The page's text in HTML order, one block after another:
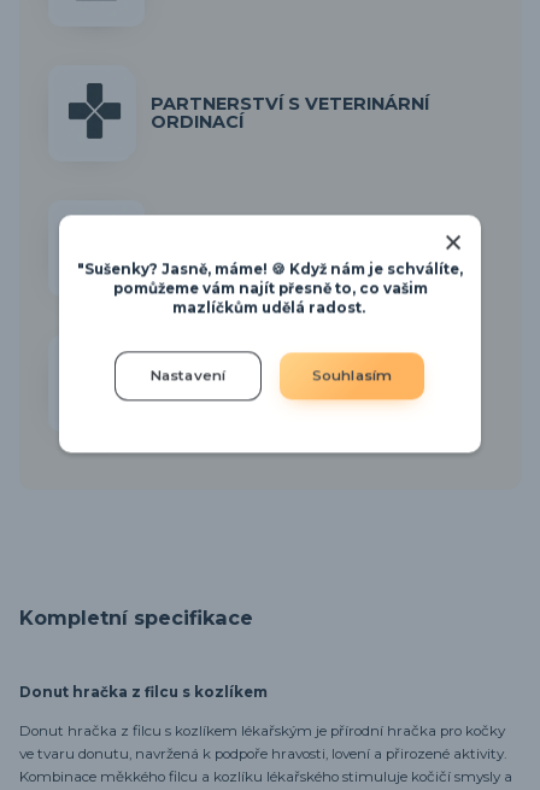
PARTNERSTVÍ S VETERINÁRNÍ
ORDINACÍ
NÁŠ BLOG
Kompletní specifikace
Donut hračka z filcu s kozlíkem
Donut hračka z filcu s kozlíkem lékařským je přírodní hračka pro kočky
ve tvaru donutu, navržená k podpoře hravosti, lovení a přirozené aktivity.
Kombinace měkkého filcu a kozlíku lékařského stimuluje kočičí smysly a
"Sušenky? Jasně, máme! 🍪 Když nám je schválíte,
pomůžeme vám najít přesně to, co vašim
mazlíčkům udělá radost.
Nastavení Souhlasím